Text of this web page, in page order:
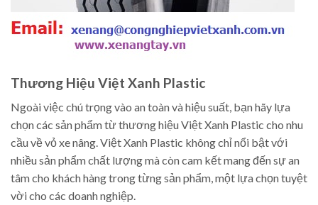
Thương Hiệu Việt Xanh Plastic
Ngoài việc chú trọng vào an toàn và hiệu suất, bạn hãy lựa
chọn các sản phẩm từ thương hiệu Việt Xanh Plastic cho nhu
cầu về vỏ xe nâng. Việt Xanh Plastic không chỉ nổi bật với
nhiều sản phẩm chất lượng mà còn cam kết mang đến sự an
tâm cho khách hàng trong từng sản phẩm, một lựa chọn tuyệt
vời cho các doanh nghiệp.